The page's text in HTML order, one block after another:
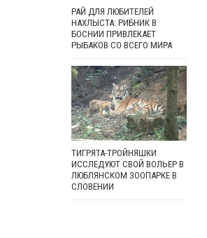
РАЙ ДЛЯ ЛЮБИТЕЛЕЙ
НАХЛЫСТА: РИБНИК В
БОСНИИ ПРИВЛЕКАЕТ
РЫБАКОВ СО ВСЕГО МИРА
ТИГРЯТА-ТРОЙНЯШКИ
ИССЛЕДУЮТ СВОЙ ВОЛЬЕР В
ЛЮБЛЯНСКОМ ЗООПАРКЕ В
СЛОВЕНИИ